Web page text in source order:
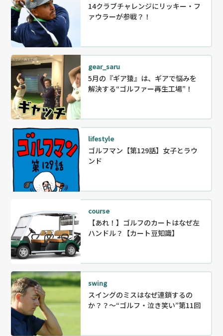
14クラブチャレンジにリッキー・フ
ァウラーが参戦？！
gear_saru
5月の『ギア猿』は、ギアで悩みを
解決する“ゴルファー再生工場”！
lifestyle
ゴルフマン【第129話】女子とラウ
ンド
course
【あれ！】ゴルフのカートはなぜ左
ハンドル？【カート豆知識】
swing
スイングのミスはなぜ連鎖するの
か？？〜“ゴルフ・泣き笑い”第11回